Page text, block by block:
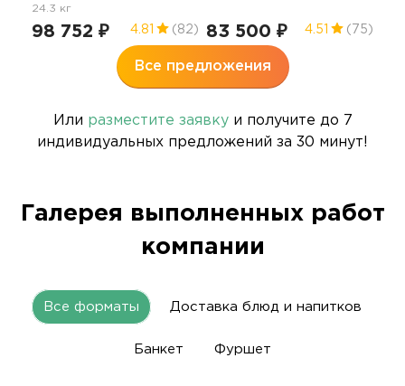
24.3 кг
98 752 ₽ 4.81 (82) 83 500 ₽ 4.51 (75)
Все предложения
Или разместите заявкуи получите до 7
индивидуальных предложений за 30 минут!
Галерея выполненных работ
компании
Все форматы Доставка блюд и напитков
Банкет Фуршет